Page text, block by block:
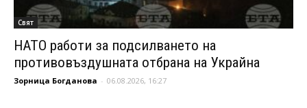
Свят
НАТО работи за подсилването на
противовъздушната отбрана на Украйна
Зорница Богданова - 06.08.2026, 16:27